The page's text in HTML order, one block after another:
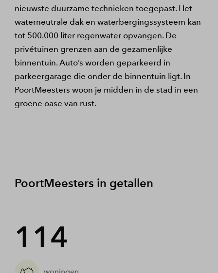
nieuwste duurzame technieken toegepast. Het
waterneutrale dak en waterbergingssysteem kan
tot 500.000 liter regenwater opvangen. De
privétuinen grenzen aan de gezamenlijke
binnentuin. Auto’s worden geparkeerd in
parkeergarage die onder de binnentuin ligt. In
PoortMeesters woon je midden in de stad in een
groene oase van rust.
PoortMeesters in getallen
114